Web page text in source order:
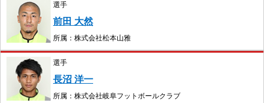
選手
前田 大然
所属：株式会社松本山雅
選手
長沼 洋一
所属：株式会社岐阜フットボールクラブ